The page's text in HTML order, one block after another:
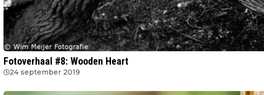
Fotoverhaal #8: Wooden Heart
24 september 2019